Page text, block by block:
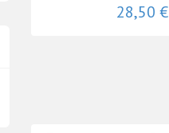
28,50 €